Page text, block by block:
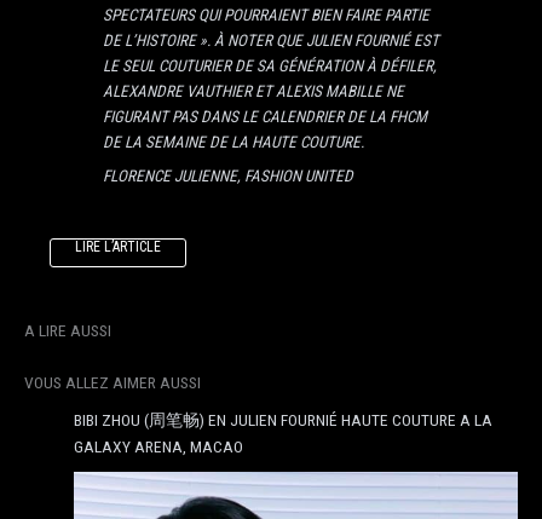
SPECTATEURS QUI POURRAIENT BIEN FAIRE PARTIE
DE L’HISTOIRE ». À NOTER QUE JULIEN FOURNIÉ EST
LE SEUL COUTURIER DE SA GÉNÉRATION À DÉFILER,
ALEXANDRE VAUTHIER ET ALEXIS MABILLE NE
FIGURANT PAS DANS LE CALENDRIER DE LA FHCM
DE LA SEMAINE DE LA HAUTE COUTURE.
FLORENCE JULIENNE, FASHION UNITED
LIRE L’ARTICLE
A LIRE AUSSI
VOUS ALLEZ AIMER AUSSI
BIBI ZHOU (周笔畅) EN JULIEN FOURNIÉ HAUTE COUTURE A LA
GALAXY ARENA, MACAO